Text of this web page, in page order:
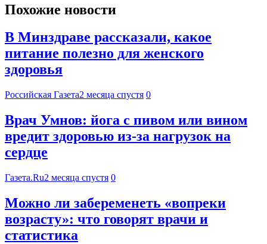
Похожие новости
В Минздраве рассказали, какое
питание полезно для женского
здоровья
Российская Газета2 месяца спустя 0
Врач Умнов: йога с пивом или вином
вредит здоровью из-за нагрузок на
сердце
Газета.Ru2 месяца спустя 0
Можно ли забеременеть «вопреки
возрасту»: что говорят врачи и
статистика